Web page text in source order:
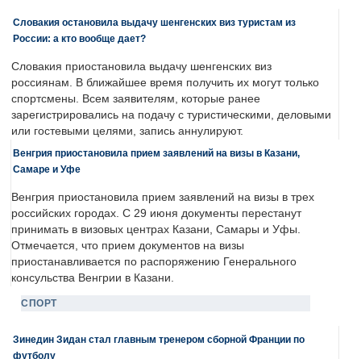
Словакия остановила выдачу шенгенских виз туристам из
России: а кто вообще дает?
Словакия приостановила выдачу шенгенских виз
россиянам. В ближайшее время получить их могут только
спортсмены. Всем заявителям, которые ранее
зарегистрировались на подачу с туристическими, деловыми
или гостевыми целями, запись аннулируют.
Венгрия приостановила прием заявлений на визы в Казани,
Самаре и Уфе
Венгрия приостановила прием заявлений на визы в трех
российских городах. С 29 июня документы перестанут
принимать в визовых центрах Казани, Самары и Уфы.
Отмечается, что прием документов на визы
приостанавливается по распоряжению Генерального
консульства Венгрии в Казани.
СПОРТ
Зинедин Зидан стал главным тренером сборной Франции по
футболу